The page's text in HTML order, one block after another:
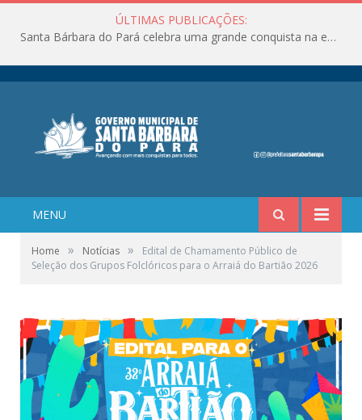
ÚLTIMAS PUBLICAÇÕES:
Santa Bárbara do Pará celebra uma grande conquista na educação!
MENU
Home » Notícias »
Edital de Chamamento Público de
Seleção dos Grupos Folclóricos para o Arraiá do Bartião 2026